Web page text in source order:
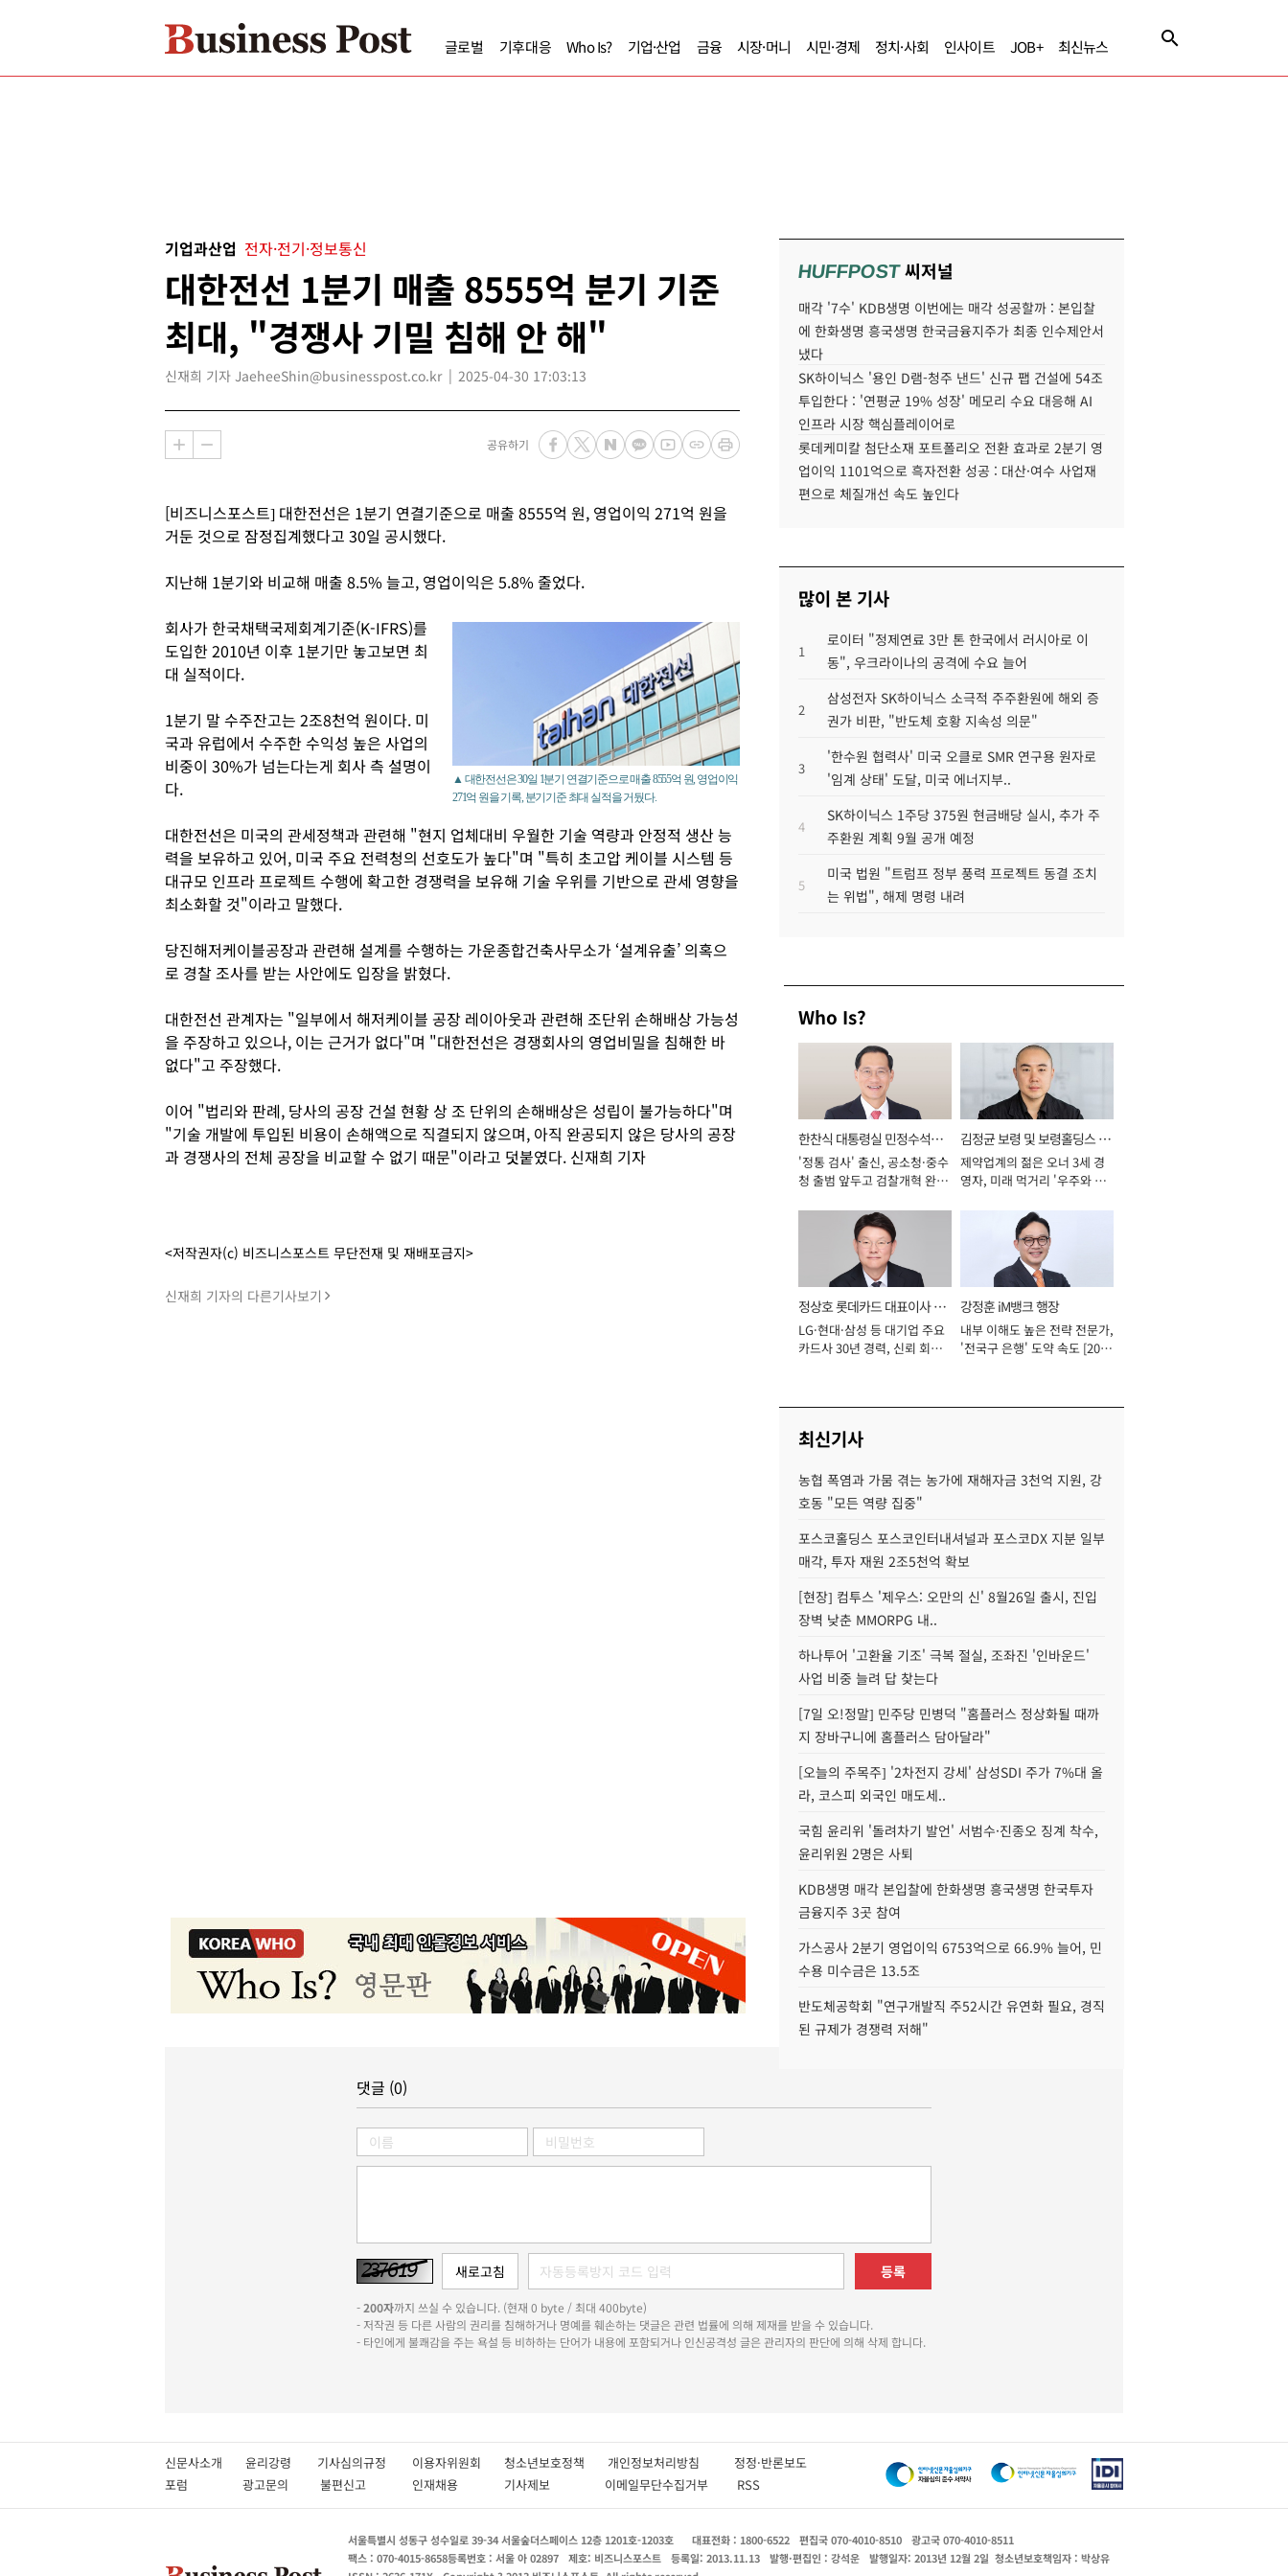
글로벌 기후대응 Who Is? 기업·산업 금융 시장·머니 시민·경제 정치·사회 인사이트 JOB+ 최신뉴스
기업과산업 전자·전기·정보통신
대한전선 1분기 매출 8555억 분기 기준
최대, "경쟁사 기밀 침해 안 해"
신재희 기자 JaeheeShin@businesspost.co.kr 2025-04-30 17:03:13
공유하기
[비즈니스포스트] 대한전선은 1분기 연결기준으로 매출 8555억 원, 영업이익 271억 원을
거둔 것으로 잠정집계했다고 30일 공시했다.
지난해 1분기와 비교해 매출 8.5% 늘고, 영업이익은 5.8% 줄었다.
▲ 대한전선은 30일 1분기 연결기준으로 매출 8555억 원, 영업이익
271억 원을 기록, 분기기준 최대 실적을 거뒀다.
회사가 한국채택국제회계기준(K-IFRS)를
도입한 2010년 이후 1분기만 놓고보면 최
대 실적이다.
1분기 말 수주잔고는 2조8천억 원이다. 미
국과 유럽에서 수주한 수익성 높은 사업의
비중이 30%가 넘는다는게 회사 측 설명이
다.
대한전선은 미국의 관세정책과 관련해 "현지 업체대비 우월한 기술 역량과 안정적 생산 능
력을 보유하고 있어, 미국 주요 전력청의 선호도가 높다"며 "특히 초고압 케이블 시스템 등
대규모 인프라 프로젝트 수행에 확고한 경쟁력을 보유해 기술 우위를 기반으로 관세 영향을
최소화할 것"이라고 말했다.
당진해저케이블공장과 관련해 설계를 수행하는 가운종합건축사무소가 ‘설계유출’ 의혹으
로 경찰 조사를 받는 사안에도 입장을 밝혔다.
대한전선 관계자는 "일부에서 해저케이블 공장 레이아웃과 관련해 조단위 손해배상 가능성
을 주장하고 있으나, 이는 근거가 없다"며 "대한전선은 경쟁회사의 영업비밀을 침해한 바
없다"고 주장했다.
이어 "법리와 판례, 당사의 공장 건설 현황 상 조 단위의 손해배상은 성립이 불가능하다"며
"기술 개발에 투입된 비용이 손해액으로 직결되지 않으며, 아직 완공되지 않은 당사의 공장
과 경쟁사의 전체 공장을 비교할 수 없기 때문"이라고 덧붙였다. 신재희 기자
<저작권자(c) 비즈니스포스트 무단전재 및 재배포금지>
신재희 기자의 다른기사보기
HUFFPOST씨저널
매각 '7수' KDB생명 이번에는 매각 성공할까 : 본입찰
에 한화생명 흥국생명 한국금융지주가 최종 인수제안서
냈다
SK하이닉스 '용인 D램-청주 낸드' 신규 팹 건설에 54조
투입한다 : '연평균 19% 성장' 메모리 수요 대응해 AI
인프라 시장 핵심플레이어로
롯데케미칼 첨단소재 포트폴리오 전환 효과로 2분기 영
업이익 1101억으로 흑자전환 성공 : 대산·여수 사업재
편으로 체질개선 속도 높인다
많이 본 기사
1
로이터 "정제연료 3만 톤 한국에서 러시아로 이
동", 우크라이나의 공격에 수요 늘어
2
삼성전자 SK하이닉스 소극적 주주환원에 해외 증
권가 비판, "반도체 호황 지속성 의문"
3
'한수원 협력사' 미국 오클로 SMR 연구용 원자로
'임계 상태' 도달, 미국 에너지부..
4
SK하이닉스 1주당 375원 현금배당 실시, 추가 주
주환원 계획 9월 공개 예정
5
미국 법원 "트럼프 정부 풍력 프로젝트 동결 조치
는 위법", 해제 명령 내려
Who Is?
한찬식 대통령실 민정수석비
서관
'정통 검사' 출신, 공소청·중수
청 출범 앞두고 검찰개혁 완수
김정균 보령 및 보령홀딩스 대
표이사 사장
제약업계의 젊은 오너 3세 경
영자, 미래 먹거리 '우주와 헬
정상호 롯데카드 대표이사 사
장
LG·현대·삼성 등 대기업 주요
카드사 30년 경력, 신뢰 회복
강정훈 iM뱅크 행장
내부 이해도 높은 전략 전문가,
'전국구 은행' 도약 속도 [2026
최신기사
농협 폭염과 가뭄 겪는 농가에 재해자금 3천억 지원, 강
호동 "모든 역량 집중"
포스코홀딩스 포스코인터내셔널과 포스코DX 지분 일부
매각, 투자 재원 2조5천억 확보
[현장] 컴투스 '제우스: 오만의 신' 8월26일 출시, 진입
장벽 낮춘 MMORPG 내..
하나투어 '고환율 기조' 극복 절실, 조좌진 '인바운드'
사업 비중 늘려 답 찾는다
[7일 오!정말] 민주당 민병덕 "홈플러스 정상화될 때까
지 장바구니에 홈플러스 담아달라"
[오늘의 주목주] '2차전지 강세' 삼성SDI 주가 7%대 올
라, 코스피 외국인 매도세..
국힘 윤리위 '돌려차기 발언' 서범수·진종오 징계 착수,
윤리위원 2명은 사퇴
KDB생명 매각 본입찰에 한화생명 흥국생명 한국투자
금융지주 3곳 참여
가스공사 2분기 영업이익 6753억으로 66.9% 늘어, 민
수용 미수금은 13.5조
반도체공학회 "연구개발직 주52시간 유연화 필요, 경직
된 규제가 경쟁력 저해"
댓글 (0)
등록
-200자까지 쓰실 수 있습니다. (현재 0 byte / 최대 400byte)
- 저작권 등 다른 사람의 권리를 침해하거나 명예를 훼손하는 댓글은 관련 법률에 의해 제재를 받을 수 있습니다.
- 타인에게 불쾌감을 주는 욕설 등 비하하는 단어가 내용에 포함되거나 인신공격성 글은 관리자의 판단에 의해 삭제 합니다.
신문사소개 윤리강령 기사심의규정 이용자위원회 청소년보호정책 개인정보처리방침 정정·반론보도
포럼
광고문의 불편신고 인재채용 기사제보 이메일무단수집거부 RSS
서울특별시 성동구 성수일로 39-34 서울숲더스페이스 12층 1201호-1203호 대표전화 : 1800-6522 편집국 070-4010-8510
광고국 070-4010-8511
팩스 : 070-4015-8658등록번호 : 서울 아 02897 제호: 비즈니스포스트 등록일: 2013.11.13 발행·편집인 : 강석운 발행일자: 2013년 12월 2일 청소년보호책임자 : 박상유